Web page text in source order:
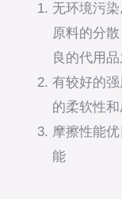
无环境污
原料的分
良的代用品
有较好的
的柔软性
摩擦性能
能